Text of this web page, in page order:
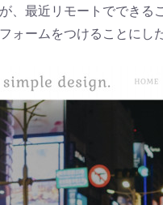
、最近リモートででき
ォームをつけることにし